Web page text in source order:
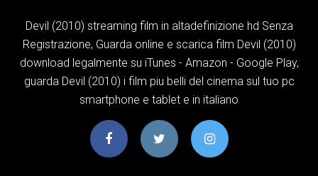
Devil (2010) streaming film in altadefinizione hd Senza
Registrazione, Guarda online e scarica film Devil (2010)
download legalmente su iTunes - Amazon - Google Play,
guarda Devil (2010) i film piu belli del cinema sul tuo pc
smartphone e tablet e in italiano